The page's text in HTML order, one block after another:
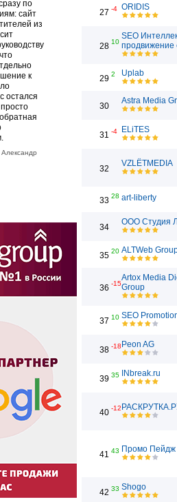
по
сайт
из
к
остался
27 -4 ORIDIS
28 10
SEO
продвижение
29 2 Uplab
30
Astra Media
31 -4 ELiTES
32
VZLЁTMEDIA
33 28 art-liberty
34
ООО Студия
35 20 ALTWeb
36 -15
Artox Media
Group
37 10 SEO
38 -18 Peon AG
39 35 INbreak.ru
40 -12
41 43 Промо Пейдж
42 33 Shogo